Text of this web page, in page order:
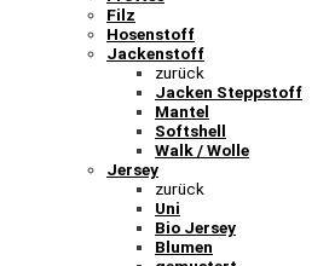
Filz
Hosenstoff
Jackenstoff
zurück
Jacken Steppstoff
Mantel
Softshell
Walk / Wolle
Jersey
zurück
Uni
Bio Jersey
Blumen